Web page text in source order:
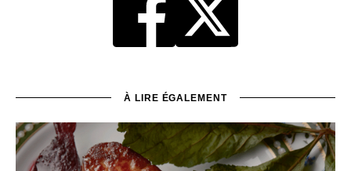
À LIRE ÉGALEMENT